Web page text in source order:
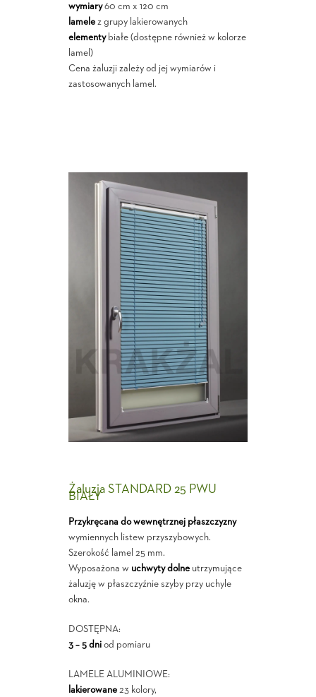
wymiary60 cm x 120 cm
lamelez grupy lakierowanych
elementybiałe (dostępne również w kolorze
lamel)
Cena żaluzji zależy od jej wymiarów i
zastosowanych lamel.
Żaluzja STANDARD 25 PWU
BIAŁY
Przykręcana do wewnętrznej płaszczyzny
wymiennych listew przyszybowych.
Szerokość lamel 25 mm.
Wyposażona w uchwyty dolneutrzymujące
żaluzję w płaszczyźnie szyby przy uchyle
okna.
DOSTĘPNA:
3 – 5 dniod pomiaru
LAMELE ALUMINIOWE:
lakierowane23 kolory,